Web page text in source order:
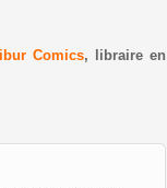
Comics, libraire en